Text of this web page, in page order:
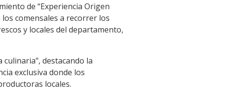
de “Experiencia Origen
comensales a recorrer los
y locales del departamento,
destacando la
exclusiva donde los
locales.